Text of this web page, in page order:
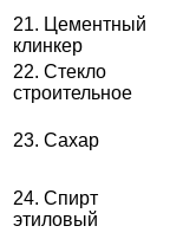
21. Цементный
клинкер
22. Стекло
строительное
23. Сахар
24. Спирт
этиловый